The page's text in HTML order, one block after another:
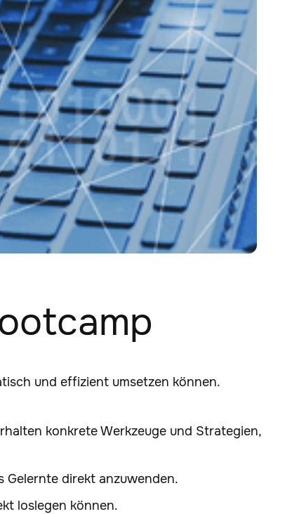
und effizient umsetzen können.
konkrete Werkzeuge und Strategien,
Gelernte direkt anzuwenden.
loslegen können.